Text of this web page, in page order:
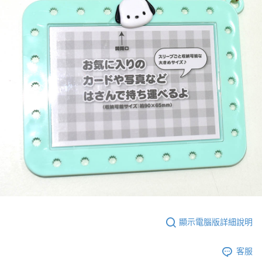
顯示電腦版詳細說明
客服